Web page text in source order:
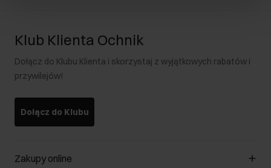
Klub Klienta Ochnik
Dołącz do Klubu Klienta i skorzystaj z wyjątkowych rabatów i
przywilejów!
Dołącz do Klubu
Zakupy online